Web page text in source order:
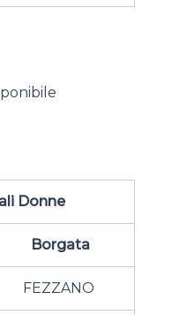
Donne
Borgata
FEZZANO